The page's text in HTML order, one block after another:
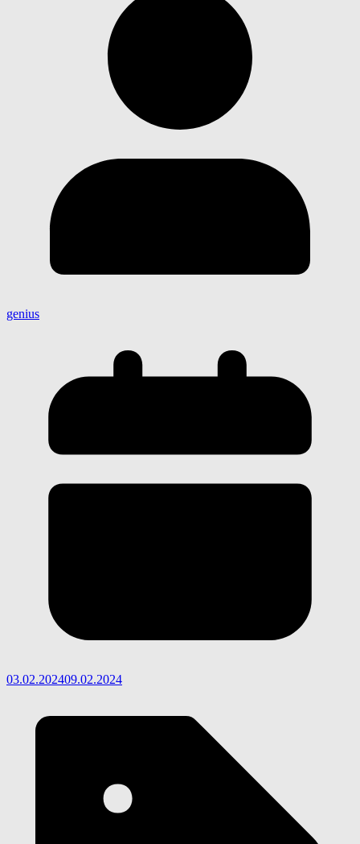
genius
03.02.202409.02.2024